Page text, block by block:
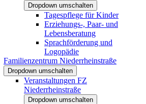
Dropdown umschalten
Tagespflege für Kinder
Erziehungs-, Paar- und
Lebensberatung
Sprachförderung und
Logopädie
Familienzentrum Niederrheinstraße
Dropdown umschalten
Veranstaltungen FZ
Niederrheinstraße
Dropdown umschalten